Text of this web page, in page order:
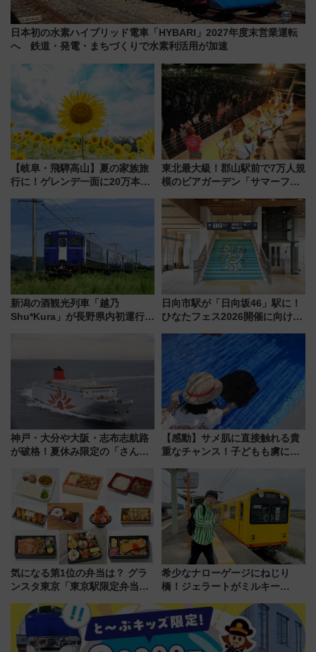
日本初の水素ハイブリッド電車「HYBARI」2027年度末営業運転
へ 鉄道・発電・まちづくりで水素利活用が加速
【岐阜・飛騨高山】夏の家族旅
行に！ゲレンデ一面に20万本の
アひまわり園」開園
東北最大級！郡山駅前で7万人規
模のビアガーデン「サマーフェ
7/24-26開催！ 有料席はJRE
MALLで予約可能
新潟の酒観光列車「越乃
Shu*Kura」が長野県内初運行！
日向市駅が「日向坂46」駅に！
ひなたフェス2026開催に向けJR
全力応援 夜行列車「ドリーム
おひさま号」も走る
神戸・大分や大阪・志布志航路
が破格！夏休み限定の「さんふ
ート 夕朝食ビュッフェ付きで
快適な船旅はいかが？
【感動】サメ肌に直接触れる貴
重なチャンス！子どもも虜にな
メのタッチングプール」【夏休
み限定企画】
気になる第1位の弁当は？ グラ
ンスタ東京「東京駅限定弁当
希少なナローゲージにねじり
橋！ジェラートがミルキー
278回目の舞台は「三岐鉄道北
勢線」